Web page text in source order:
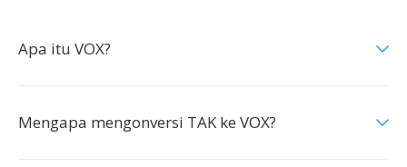
Apa itu VOX?
Mengapa mengonversi TAK ke VOX?